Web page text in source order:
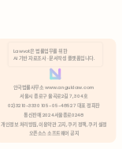
분석 쿠키 허용
Lawvot은 법률업무를 위한
AI 기반 자료조사 · 문서작성 플랫폼입니다.
안국법률사무소 www.anguklaw.com
서울시 종로구 율곡로2길 7, 304호
02)3210-3330 105-05-48527 대표 정희찬
통신판매 2024서울종로0248
개인정보 처리방침, 이용약관 고지, 쿠키 정책, 쿠키 설정
오픈소스 소프트웨어 공지